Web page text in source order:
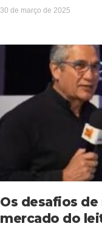
30 de março de 2025
Os desafios
mercado do